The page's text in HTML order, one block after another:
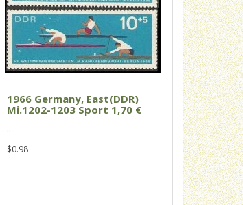
1966 Germany, East(DDR)
Mi.1202-1203 Sport 1,70 €
..
$0.98